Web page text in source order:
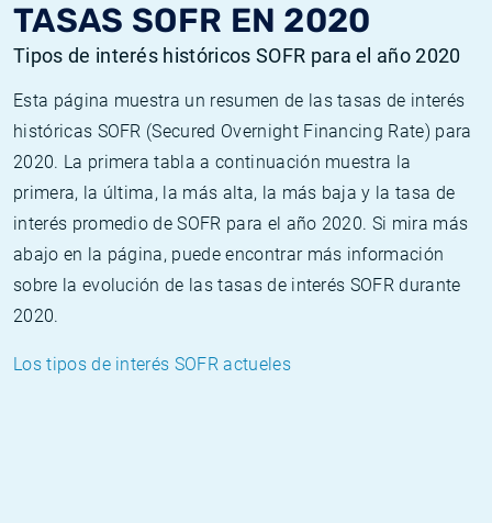
TASAS SOFR EN 2020
Tipos de interés históricos SOFR para el año 2020
Esta página muestra un resumen de las tasas de interés
históricas SOFR (Secured Overnight Financing Rate) para
2020. La primera tabla a continuación muestra la
primera, la última, la más alta, la más baja y la tasa de
interés promedio de SOFR para el año 2020. Si mira más
abajo en la página, puede encontrar más información
sobre la evolución de las tasas de interés SOFR durante
2020.
Los tipos de interés SOFR actueles